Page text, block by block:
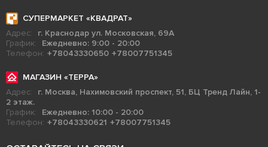
СУПЕРМАРКЕТ «КВАДРАТ»
Адрес:
г. Краснодар ул. Московская, 69А
График:
Ежедневно: 9:00 - 20:00
Телефон: +78043330650 +78007751345
МАГАЗИН «ТЕРРА»
Адрес:
г. Москва, Нахимовский проспект, 51, БЦ Тренд Лайн, 1-
2 этаж.
График:
Ежедневно: 10:00 - 20:00
Телефон: +78043330621 +78007751345